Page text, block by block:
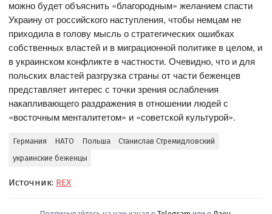
можно будет объяснить «благородным» желанием спасти
Украину от российского наступления, чтобы немцам не
приходила в голову мысль о стратегических ошибках
собственных властей и в миграционной политике в целом, и
в украинском конфликте в частности. Очевидно, что и для
польских властей разгрузка страны от части беженцев
представляет интерес с точки зрения ослабления
накапливающего раздражения в отношении людей с
«восточным менталитетом» и «советской культурой».
Германия НАТО Польша
Станислав Стремидловский
украинские беженцы
Источник: REX